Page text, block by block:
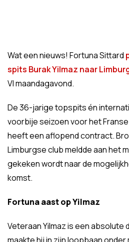
Wat een nieuws! Fortuna Sittard
spits Burak Yilmaz naar
VI maandagavond.
De 36-jarige topspits én
voorbije seizoen voor het Franse
heeft een aflopend contract.
Limburgse club meldde aan het
gekeken wordt naar de
komst.
Fortuna aast op Yilmaz
Veteraan Yilmaz is een absolute